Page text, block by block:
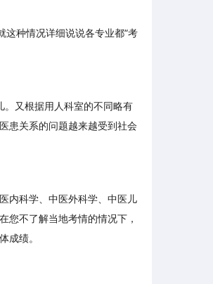
这种情况详细说说各专业都“考
又根据用人科室的不同略有
患关系的问题越来越受到社会
内科学、中医外科学、中医儿
您不了解当地考情的情况下，
成绩。